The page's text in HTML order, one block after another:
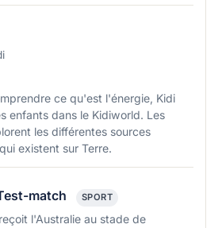
ce qu'est l'énergie, Kidi
enfants dans le Kidiworld. Les
les différentes sources
existent sur Terre.
match SPORT
l'Australie au stade de